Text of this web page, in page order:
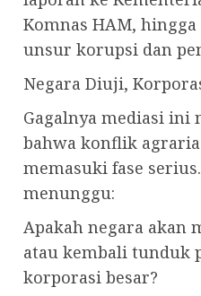
Komnas HAM,
unsur korupsi dan
Negara Diuji,
Gagalnya mediasi ini
bahwa konflik
memasuki fase
menunggu:
Apakah negara akan
atau kembali tunduk
korporasi besar?